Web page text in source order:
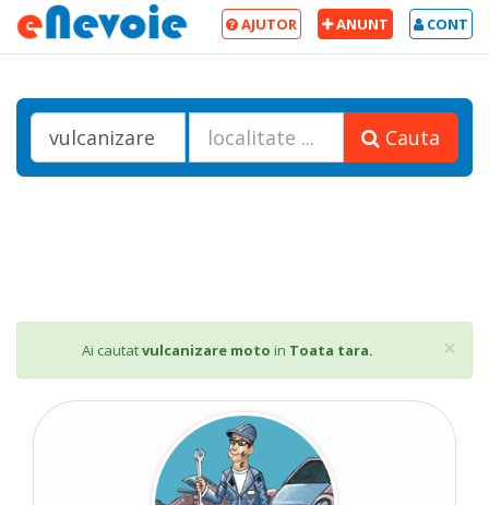
CONT
ANUNT
AJUTOR
Cauta
×
Ai cautatvulcanizare moto in Toata tara.